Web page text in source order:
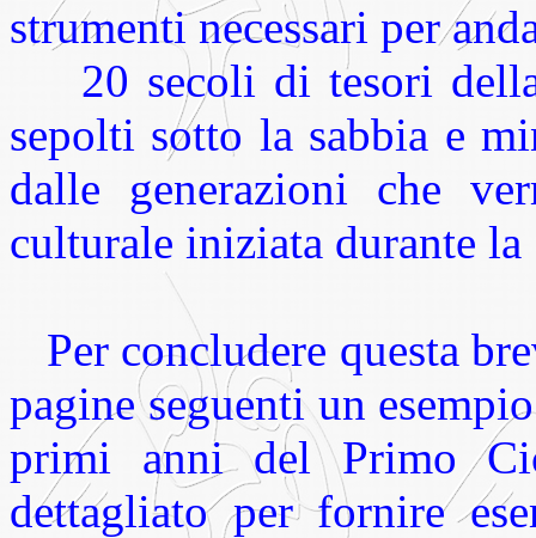
strumenti necessari per
20 secoli di tesori
sepolti sotto la sabbia e
dalle generazioni che
culturale iniziata durante
Per concludere questa
pagine seguenti un
primi anni del Primo
dettagliato per fornire